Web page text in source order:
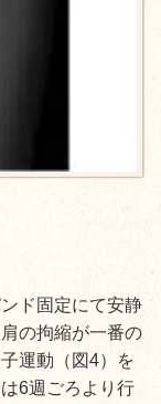
ド固定にて安静
の拘縮が一番の
運動（図4）を
6週ごろより行